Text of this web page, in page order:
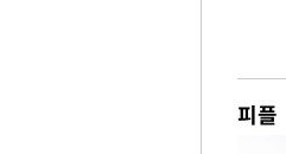
피플